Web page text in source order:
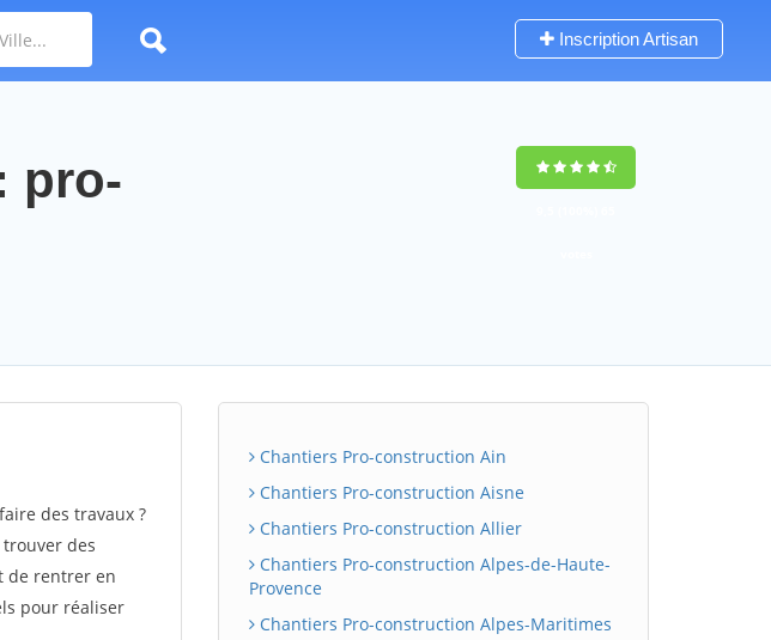
Inscription Artisan
pro-
des travaux ?
des
de rentrer en
pour réaliser
Chantiers Pro-construction Ain
Chantiers Pro-construction Aisne
Chantiers Pro-construction Allier
Chantiers Pro-construction Alpes-de-Haute-
Provence
Chantiers Pro-construction Alpes-Maritimes